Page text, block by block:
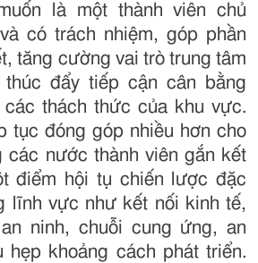
là một thành viên chủ
có trách nhiệm, góp phần
tăng cường vai trò trung tâm
đẩy tiếp cận cân bằng
thách thức của khu vực.
tục đóng góp nhiều hơn cho
các nước thành viên gắn kết
điểm hội tụ chiến lược đặc
lĩnh vực như kết nối kinh tế,
ninh, chuỗi cung ứng, an
hẹp khoảng cách phát triển.